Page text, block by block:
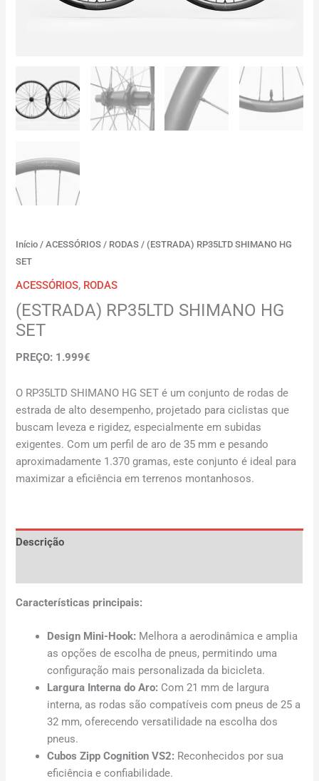
Início /ACESSÓRIOS / RODAS / (ESTRADA) RP35LTD SHIMANO HG
SET
ACESSÓRIOS, RODAS
(ESTRADA) RP35LTD SHIMANO HG
SET
PREÇO: 1.999€
O RP35LTD SHIMANO HG SET é um conjunto de rodas de
estrada de alto desempenho, projetado para ciclistas que
buscam leveza e rigidez, especialmente em subidas
exigentes. Com um perfil de aro de 35 mm e pesando
aproximadamente 1.370 gramas, este conjunto é ideal para
maximizar a eficiência em terrenos montanhosos.
Descrição
Características principais:
Design Mini-Hook: Melhora a aerodinâmica e amplia
as opções de escolha de pneus, permitindo uma
configuração mais personalizada da bicicleta.
Largura Interna do Aro: Com 21 mm de largura
interna, as rodas são compatíveis com pneus de 25 a
32 mm, oferecendo versatilidade na escolha dos
pneus.
Cubos Zipp Cognition VS2: Reconhecidos por sua
eficiência e confiabilidade.